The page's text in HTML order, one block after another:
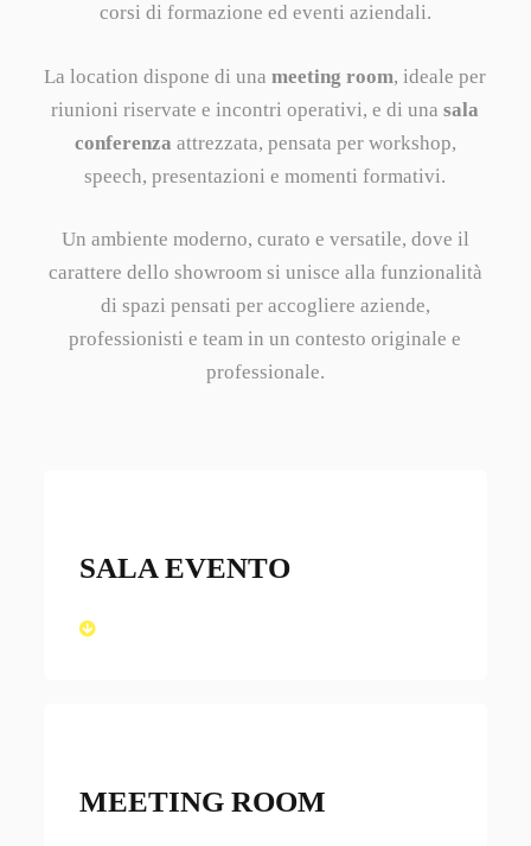
corsi di formazione ed eventi aziendali.
La location dispone di unameeting room, ideale per
riunioni riservate e incontri operativi, e di unasala
conferenza attrezzata, pensata per workshop,
speech, presentazioni e momenti formativi.
Un ambiente moderno, curato e versatile, dove il
carattere dello showroom si unisce alla funzionalità
di spazi pensati per accogliere aziende,
professionisti e team in un contesto originale e
professionale.
SALA EVENTO
MEETING ROOM